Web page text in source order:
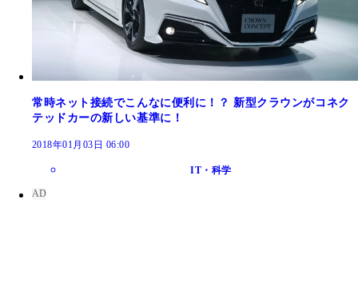
常時ネット接続でこんなに便利に！？ 新型クラウンがコネク
テッドカーの新しい基準に！
2018年01月03日 06:00
IT・科学